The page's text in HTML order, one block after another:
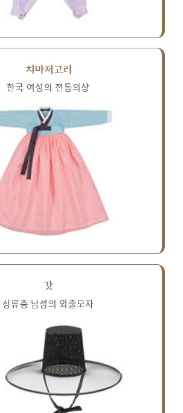
치마저고리
한국 여성의 전통의상
갓
상류층 남성의 외출모자